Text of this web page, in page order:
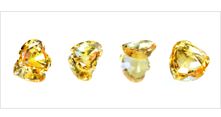
カートを見る
お買い物を続ける